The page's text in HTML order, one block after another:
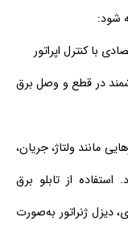
شود:
با کنترل اپراتور
در قطع و وصل برق
مانند ولتاژ، جریان،
از تابلو برق
دیزل ژنراتور به‌صورت